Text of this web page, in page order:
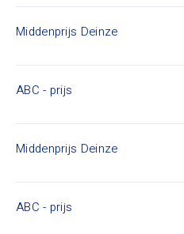
Middenprijs Deinze
ABC - prijs
Middenprijs Deinze
ABC - prijs